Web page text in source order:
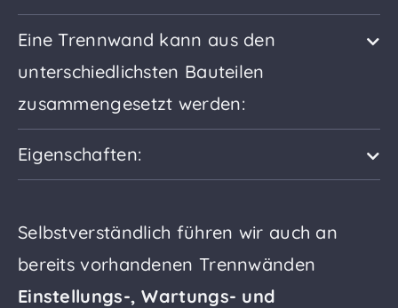
Eine Trennwand kann aus den
unterschiedlichsten Bauteilen
zusammengesetzt werden:
Eigenschaften:
Selbstverständlich führen wir auch an
bereits vorhandenen Trennwänden
Einstellungs-, Wartungs- und